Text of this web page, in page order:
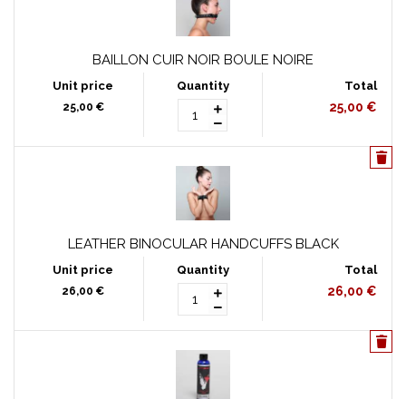
BAILLON CUIR NOIR BOULE NOIRE
25,00 € 25,00 €
LEATHER BINOCULAR HANDCUFFS BLACK
26,00 € 26,00 €